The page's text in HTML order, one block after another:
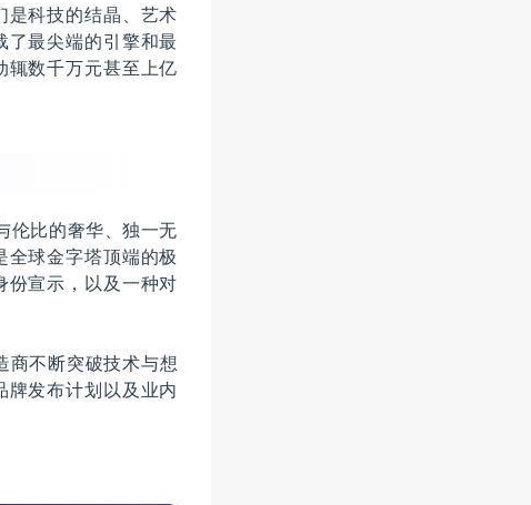
是科技的结晶、艺术
最尖端的引擎和最
辄数千万元甚至上亿
伦比的奢华、独一无
球金字塔顶端的极
份宣示，以及一种对
商不断突破技术与想
发布计划以及业内